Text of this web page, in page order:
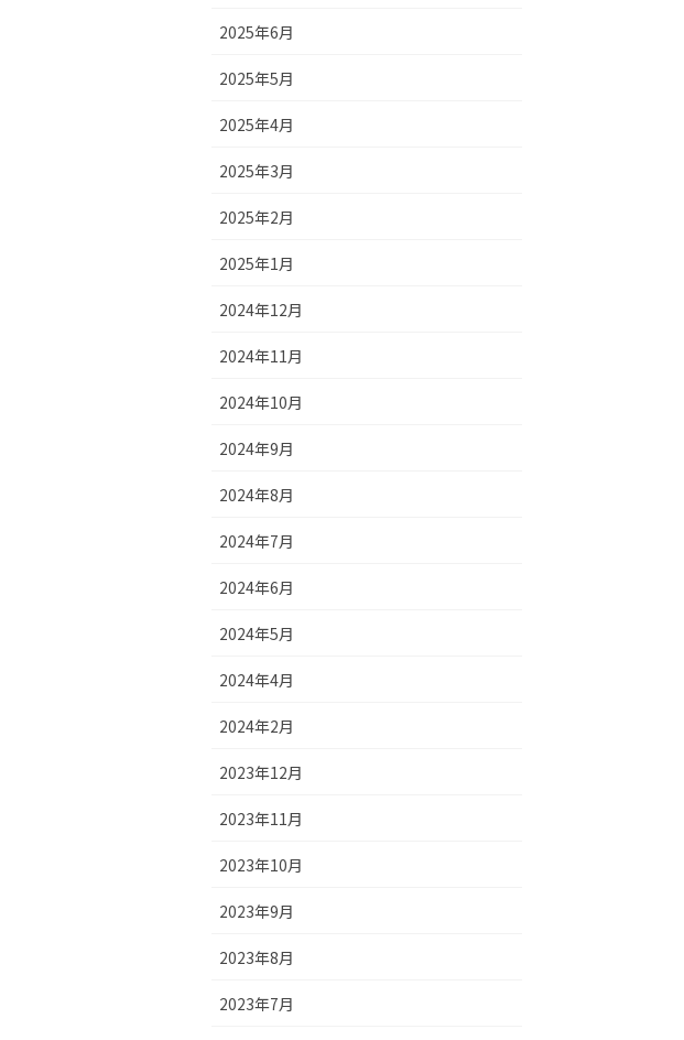
2025年6月
2025年5月
2025年4月
2025年3月
2025年2月
2025年1月
2024年12月
2024年11月
2024年10月
2024年9月
2024年8月
2024年7月
2024年6月
2024年5月
2024年4月
2024年2月
2023年12月
2023年11月
2023年10月
2023年9月
2023年8月
2023年7月